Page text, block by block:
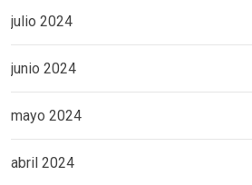
julio 2024
junio 2024
mayo 2024
abril 2024